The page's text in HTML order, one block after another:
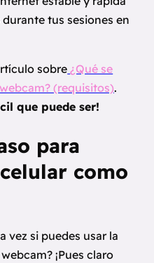
tus sesiones en
sobre ¿Qué se
(requisitos).
que puede ser!
para
como
vez si puedes usar la
¡Pues claro